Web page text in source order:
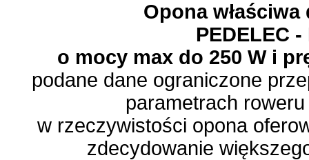
Opona
PEDELEC
o mocy max do 250 W i
podane dane ograniczone
parametrach
w rzeczywistości opona
zdecydowanie